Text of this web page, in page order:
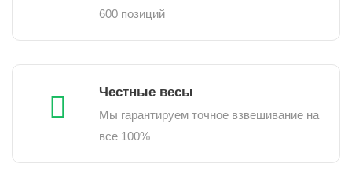
600 позиций
Честные весы
Мы гарантируем точное взвешивание на
все 100%